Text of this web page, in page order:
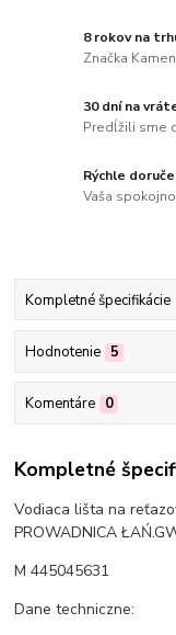
8 rokov na
Značka
30 dní na
Predĺžili sme
Rýchle
Vaša
Kompletné špecifikácie
Hodnotenie 5
Komentáre 0
Kompletné
Vodiaca lišta na
PROWADNICA
M 445045631
Dane techniczne: